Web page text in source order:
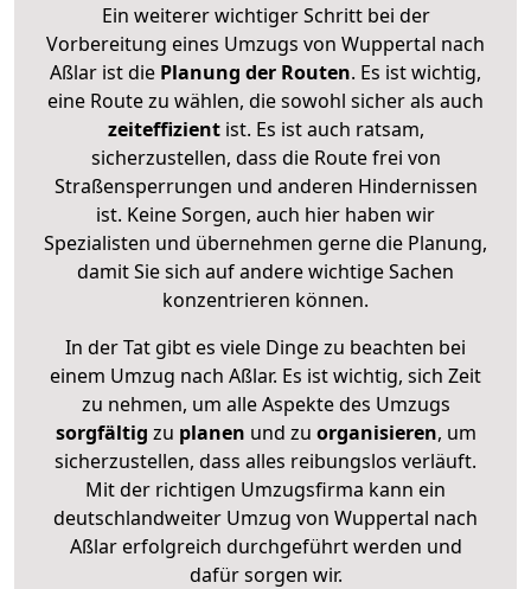
Ein weiterer wichtiger Schritt bei der
Vorbereitung eines Umzugs von Wuppertal nach
Aßlar ist die Planung der Routen. Es ist wichtig,
eine Route zu wählen, die sowohl sicher als auch
zeiteffizientist. Es ist auch ratsam,
sicherzustellen, dass die Route frei von
Straßensperrungen und anderen Hindernissen
ist. Keine Sorgen, auch hier haben wir
Spezialisten und übernehmen gerne die Planung,
damit Sie sich auf andere wichtige Sachen
konzentrieren können.
In der Tat gibt es viele Dinge zu beachten bei
einem Umzug nach Aßlar. Es ist wichtig, sich Zeit
zu nehmen, um alle Aspekte des Umzugs
sorgfältig zu planen und zu organisieren, um
sicherzustellen, dass alles reibungslos verläuft.
Mit der richtigen Umzugsfirma kann ein
deutschlandweiter Umzug von Wuppertal nach
Aßlar erfolgreich durchgeführt werden und
dafür sorgen wir.